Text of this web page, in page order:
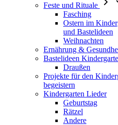
Feste und Rituale
Fasching
Ostern im
und Bastelideen
Weihnachten
Ernährung &
Bastelideen
Draußen
Projekte für den
begeistern
Kindergarten Lieder
Geburtstag
Rätzel
Andere